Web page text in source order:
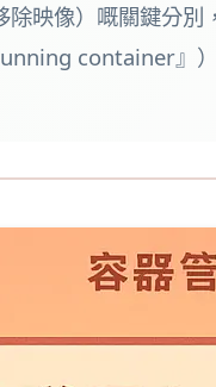
除映像）嘅關鍵分
container』）